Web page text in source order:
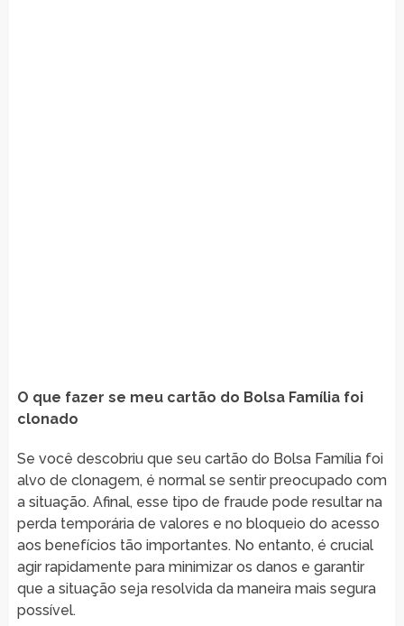
O que fazer se meu cartão do Bolsa Família foi
clonado
Se você descobriu que seu cartão do Bolsa Família foi
alvo de clonagem, é normal se sentir preocupado com
a situação. Afinal, esse tipo de fraude pode resultar na
perda temporária de valores e no bloqueio do acesso
aos benefícios tão importantes. No entanto, é crucial
agir rapidamente para minimizar os danos e garantir
que a situação seja resolvida da maneira mais segura
possível.